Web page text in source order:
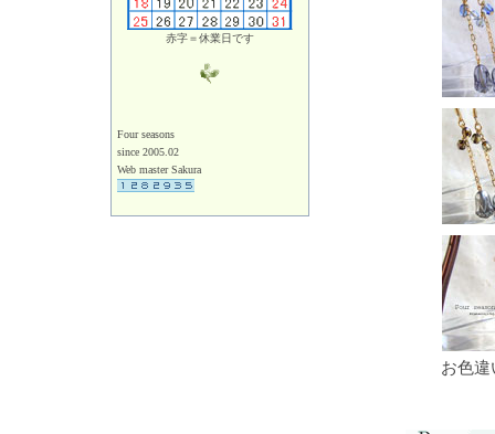
赤字＝休業日です
Four seasons
since 2005.02
Web master Sakura
お色